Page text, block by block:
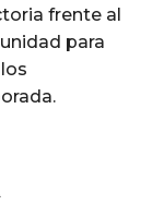
frente al
para